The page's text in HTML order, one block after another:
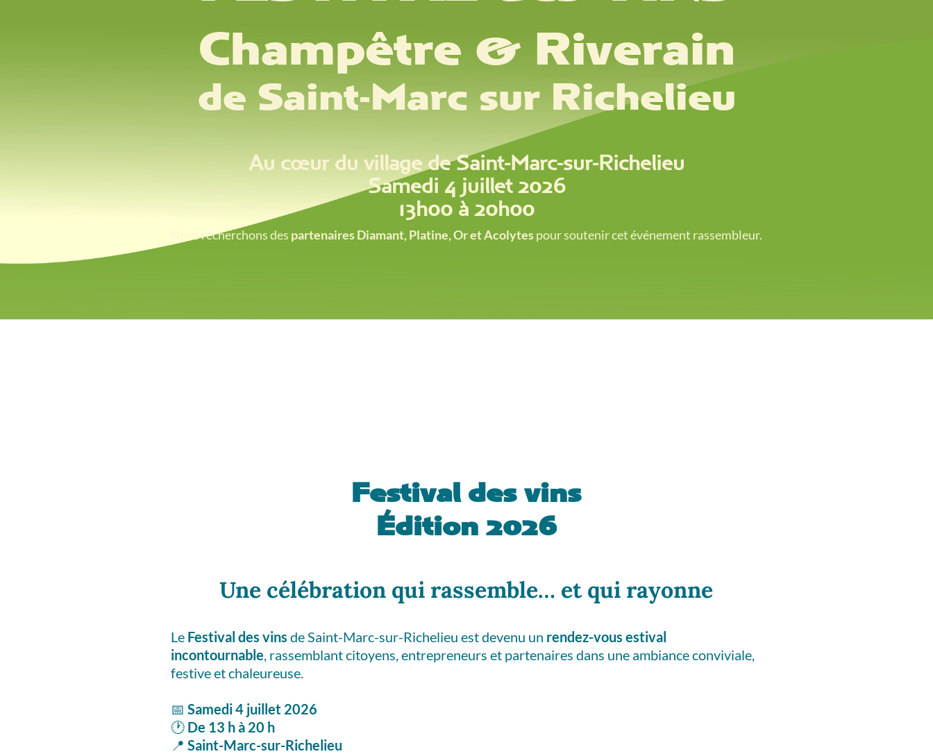
Champêtre & Riverain
de Saint-Marc sur Richelieu
Au cœur du village de Saint-Marc-sur-Richelieu
Samedi 4 juillet 2026
13h00 à 20h00
Nous recherchons des partenaires Diamant, Platine, Or et Acolytespour soutenir cet événement rassembleur.
Festival des vins
Édition 2026
Une célébration qui rassemble… et qui rayonne
Le Festival des vins de Saint-Marc-sur-Richelieu est devenu un rendez-vous estival
incontournable , rassemblant citoyens, entrepreneurs et partenaires dans une ambiance conviviale,
festive et chaleureuse.
📅 Samedi 4 juillet 2026
🕐 De 13 h à 20 h
📍 Saint-Marc-sur-Richelieu